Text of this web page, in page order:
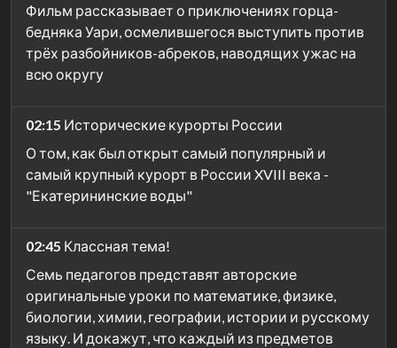
Фильм рассказывает о приключениях горца-
бедняка Уари, осмелившегося выступить против
трёх разбойников-абреков, наводящих ужас на
всю округу
02:15 Исторические курорты России
О том, как был открыт самый популярный и
самый крупный курорт в России XVIII века -
"Екатерининские воды"
02:45 Классная тема!
Семь педагогов представят авторские
оригинальные уроки по математике, физике,
биологии, химии, географии, истории и русскому
языку. И докажут, что каждый из предметов